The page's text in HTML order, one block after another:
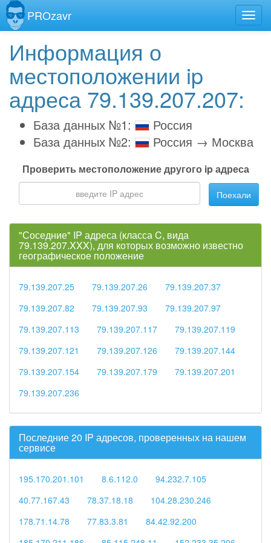
PROzavr
Информация о
местоположении ip
адреса 79.139.207.207:
База данных №1:
Россия
База данных №2:
Россия → Москва
Проверить местоположение другого ip адреса
Поехали
"Соседние" IP адреса (класса C, вида
79.139.207.XXX), для которых возможно известно
географическое положение
79.139.207.25 79.139.207.26
79.139.207.37
79.139.207.82
79.139.207.93
79.139.207.97
79.139.207.113
79.139.207.117
79.139.207.119
79.139.207.121
79.139.207.126
79.139.207.144
79.139.207.154
79.139.207.179
79.139.207.201
79.139.207.236
Последние 20 IP адресов, проверенных на нашем
сервисе
195.170.201.101 8.6.112.0
94.232.7.105
40.77.167.43
78.37.18.18
104.28.230.246
178.71.14.78
77.83.3.81
84.42.92.200